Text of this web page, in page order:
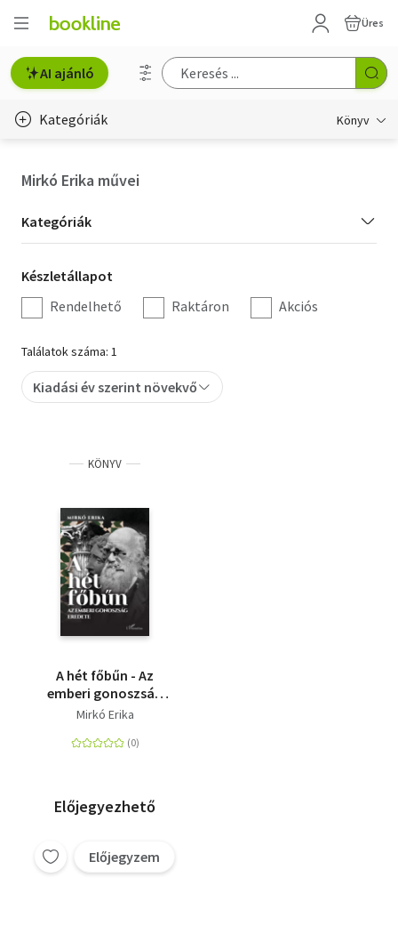
Üres
AI ajánló
Kategóriák Könyv
Hobbi, szabadidő
Irodalom
Művészet
Szakkönyv
Tankönyv, segédkönyv
Társadalomtudomány
Természettudomány
Történelem
Mirkó Erika művei
Kategória
szűrés
Kategóriák
Készletállapot
szűrés
Készletállapot
Rendelhető
Raktáron Akciós
Találatok száma: 1
Kiadási év szerint növekvő
KÖNYV
A hét főbűn - Az
emberi gonoszság
eredete
Mirkó Erika
Előjegyezhető
Előjegyzem